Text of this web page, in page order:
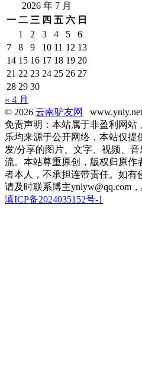
2026 年 7 月
一 二 三 四 五 六 日
1
2 3 4 5
6
7
8 9 10 11 12 13
14 15 16 17 18 19 20
21 22 23 24 25 26 27
28 29 30
« 4 月
© 2026 云南驴友网
免责声明：本站属于非盈利网
乐均来源于公开网络，本站仅
发/分享的图片、文字、视频、
流。本站尊重原创，版权归原作
者本人，不承担连带责任。如有
请及时联系博主ynlyw@qq.com，
滇ICP备2024035152号-1